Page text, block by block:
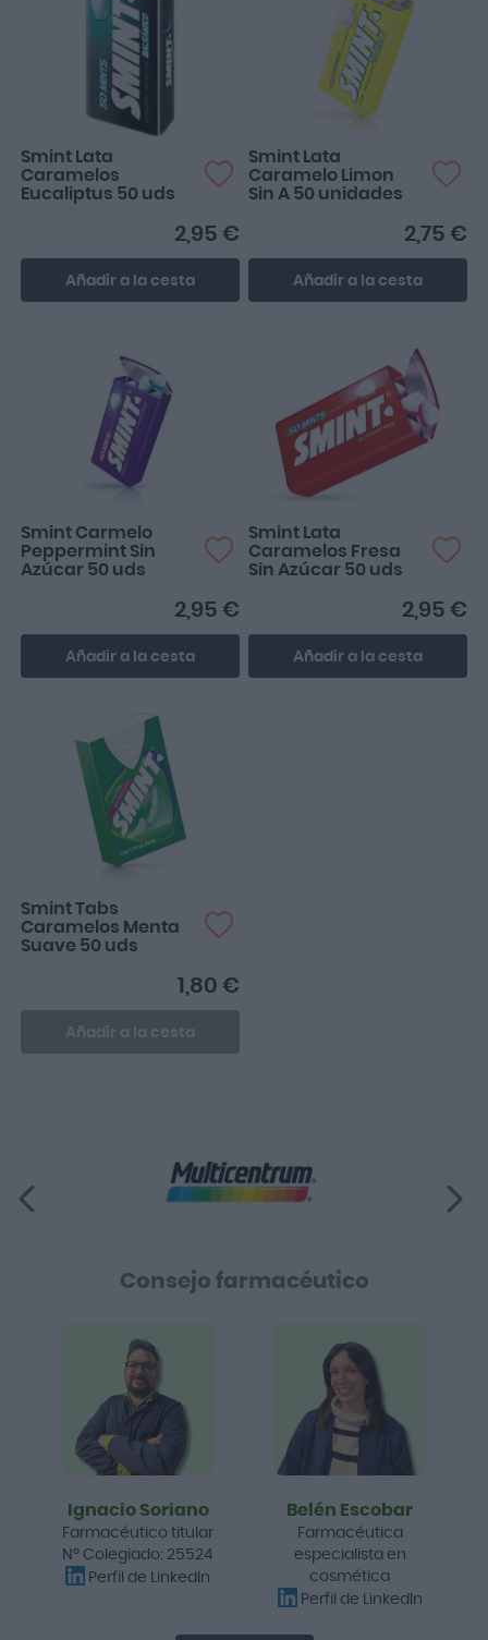
Smint Lata
Caramelos
Eucaliptus 50 uds
2,95 €
Añadir a la cesta
Smint Lata
Caramelo Limon
Sin A 50 unidades
2,75 €
Añadir a la cesta
Smint Carmelo
Peppermint Sin
Azúcar 50 uds
2,95 €
Añadir a la cesta
Smint Lata
Caramelos Fresa
Sin Azúcar 50 uds
2,95 €
Añadir a la cesta
Smint Tabs
Caramelos Menta
Suave 50 uds
1,80 €
Añadir a la cesta
Consejo farmacéutico
Ignacio Soriano
Farmacéutico titular
Nº Colegiado: 25524
Perfil de LinkedIn
Belén Escobar
Farmacéutica
especialista en
cosmética
Perfil de LinkedIn